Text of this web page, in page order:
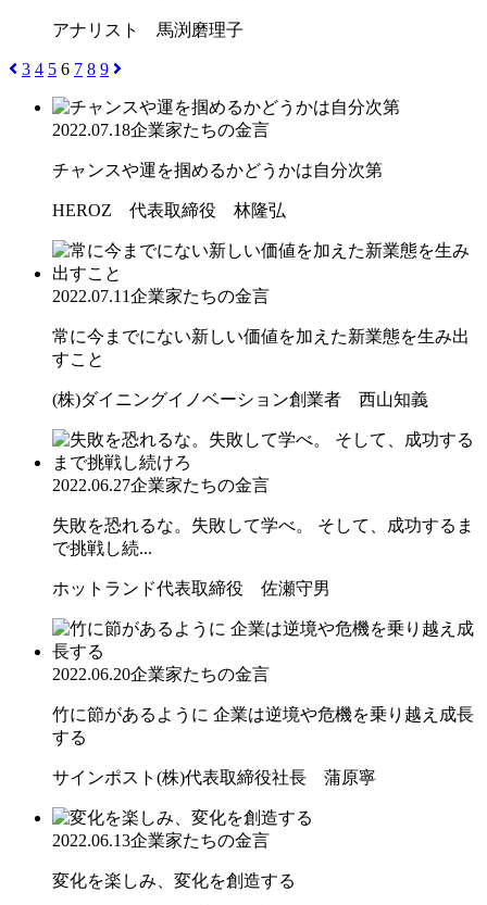
アナリスト 馬渕磨理子
3 4 5 6 7 8 9
2022.07.18企業家たちの金言
チャンスや運を掴めるかどうかは自分次第
HEROZ 代表取締役 林隆弘
2022.07.11企業家たちの金言
常に今までにない新しい価値を加えた新業態を生み出
すこと
(株)ダイニングイノベーション創業者 西山知義
2022.06.27企業家たちの金言
失敗を恐れるな。失敗して学べ。 そして、成功するま
で挑戦し続...
ホットランド代表取締役 佐瀬守男
2022.06.20企業家たちの金言
竹に節があるように 企業は逆境や危機を乗り越え成長
する
サインポスト(株)代表取締役社長 蒲原寧
2022.06.13企業家たちの金言
変化を楽しみ、変化を創造する